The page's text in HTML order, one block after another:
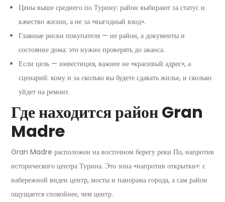
Цены выше среднего по Турину: район выбирают за статус и
качество жизни, а не за «выгодный вход».
Главные риски покупателя — не район, а документы и
состояние дома: это нужно проверять до аванса.
Если цель — инвестиция, важнее не «красивый адрес», а
сценарий: кому и за сколько вы будете сдавать жилье, и сколько
уйдет на ремонт.
Где находится район Gran
Madre
Gran Madre расположен на восточном берегу реки По, напротив
исторического центра Турина. Это зона «напротив открытки»: с
набережной виден центр, мосты и панорама города, а сам район
ощущается спокойнее, чем центр.